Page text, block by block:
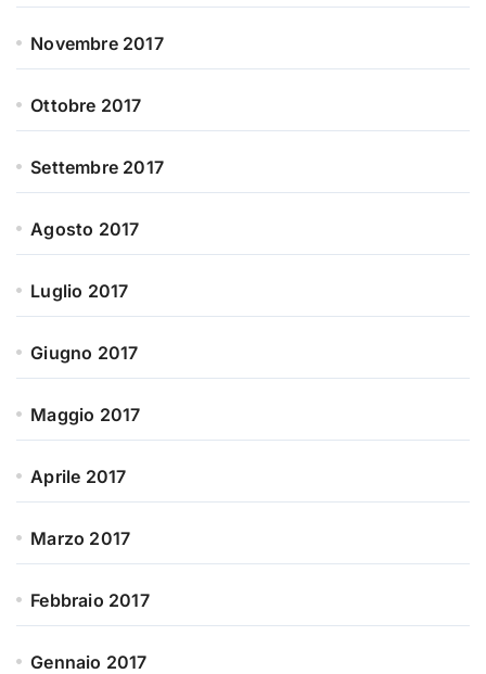
Novembre 2017
Ottobre 2017
Settembre 2017
Agosto 2017
Luglio 2017
Giugno 2017
Maggio 2017
Aprile 2017
Marzo 2017
Febbraio 2017
Gennaio 2017